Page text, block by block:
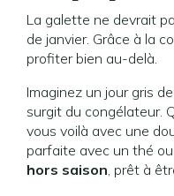
La galette ne devrait
de janvier. Grâce à la
profiter bien au-delà.
Imaginez un jour gris
surgit du congélateur.
vous voilà avec une
parfaite avec un thé
hors saison, prêt à